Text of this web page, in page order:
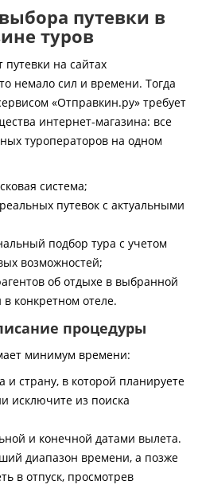
путевки в
туров
на сайтах
немало сил и времени. Тогда
«Отправкин.ру» требует
интернет-магазина: все
туроператоров на одном
система;
путевок с актуальными
подбор тура с учетом
возможностей;
об отдыхе в выбранной
конкретном отеле.
процедуры
минимум времени:
и страну, в которой планируете
исключите из поиска
и конечной датами вылета.
диапазон времени, а позже
в отпуск, просмотрев